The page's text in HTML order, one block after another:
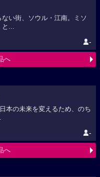
い街、ソウル・江南。ミソ
...
-
へ
本の未来を変えるため、のち
-
へ